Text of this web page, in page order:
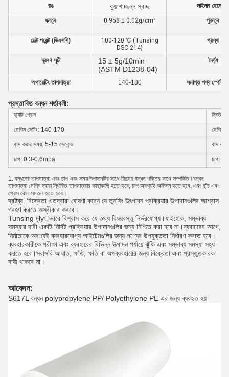
রঙ
কুয়াশাচ্ছন্ন স্বচ্ছ লাইনার ছেড়ে দিন
ঘনত্ব 0.958 ± 0.02g/cm³ পুরুত্ব
মেল্ট পয়েন্ট (ডিএসসি)
100-120 ℃ (Tunsing
DSC 214)
প্রস্থ
দ্রবণ সূচী
15 ± 5g/10min
(ASTM D1238-04)
দৈর্ঘ্য
অপারেটিং তাপমাত্রা 140-180 সমাপ্ত পণ্য
প্রস্তাবিত বন্ধন শর্তাবলী:
ফ্ল্যাট প্রেস দ্বিতীয়
মেশিন সেটিং: 140-170 মেশিন
বাস করার সময়: 5-15 সেকেন্ড বাস
চাপ: 0.3-0.6mpa চাপ:
1. বন্ধনের তাপমাত্রা এবং চাপ এবং সময় উপাদানটির সাথে ফিল্মের বন্ধন শক্তির সাথে সম্পর্কিত।বন্ধন
তাপমাত্রা মেশিন দ্বারা নির্ধারিত তাপমাত্রার কাছাকাছি হতে হবে, চাপ অবশ্যই অভিন্ন হতে হবে, এবং ছাঁচ এবং
প্রেস রোল সমতল হতে হবে।
দ্রষ্টব্য: বিক্রেতা এতদ্বারা ঘোষণা করেন যে তুনসিং উৎপাদন প্রক্রিয়ার উপাদানগুলির আশ্বাস
গ্রহণ করতে অস্বীকার করবে।
Tunsing দৃly়ভাবে বিশ্বাস করে যে তথ্য বিষয়বস্তু নির্ভরযোগ্য।যাইহোক, সম্ভাব্য
সমস্যার দাবী একটি নির্দিষ্ট প্রক্রিয়ার উপাদানগুলির জন্য নিশ্চিত করা হবে না।ব্যবহারের আগে,
নির্মাতাকে অবশ্যই ব্যবহারযোগ্য আইটেমগুলির জন্য পণ্যের উপযুক্ততা নির্ধারণ করতে হবে।
ব্যবহারকারীকে পরীক্ষা এবং ব্যবহারের বিভিন্ন উত্পাদন পর্যায়ে ঝুঁকি এবং সম্ভাব্য সমস্যা সহ্য
করতে হবে।সরাসরি আঘাত, ক্ষতি, ক্ষতি বা অপব্যবহারের জন্য বিক্রেতা এবং প্রস্তুতকারক
দায়ী থাকবে না।
আবেদন:
S617L বন্ধন polypropylene PP/ Polyethylene PE এর জন্য ব্যবহৃত হয়